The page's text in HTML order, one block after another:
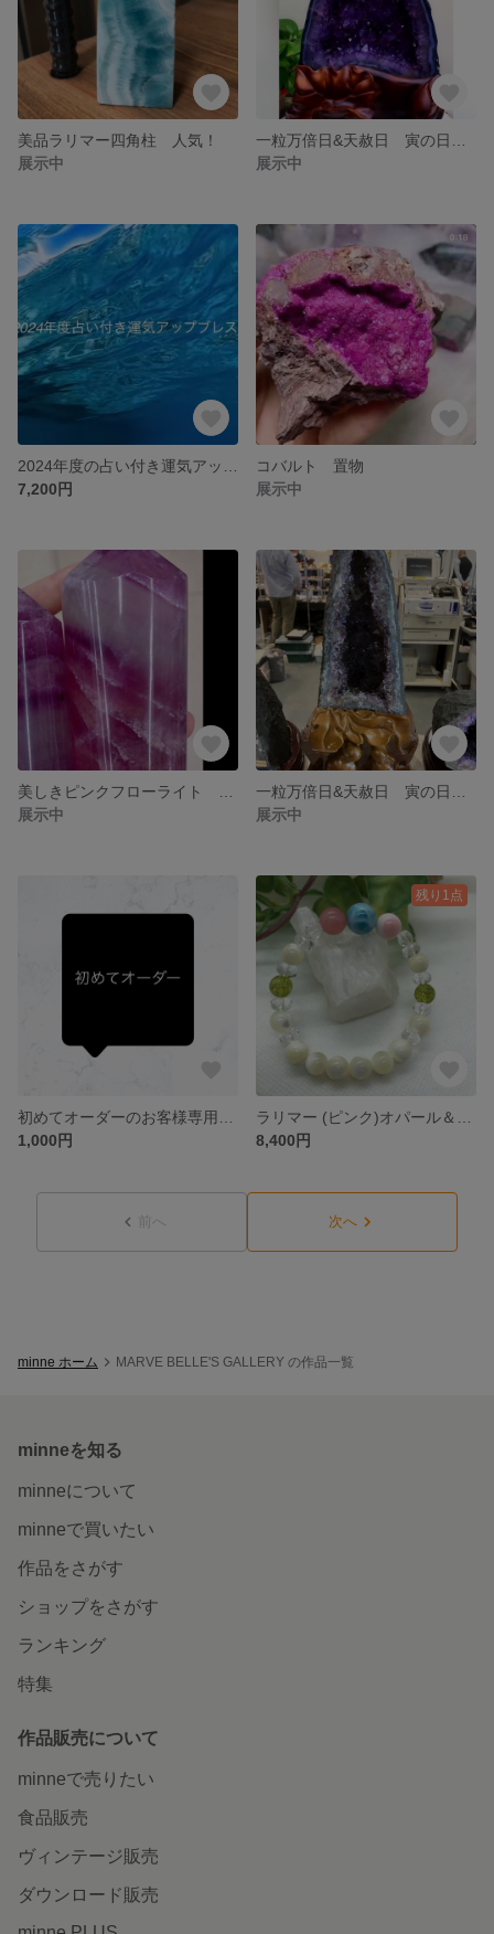
美品ラリマー四角柱 人気！
展示中
展示中
7,200円
コバルト 置物
展示中
展示中
展示中
1,000円
残り1点
8,400円
前へ 次へ
minne ホーム MARVE BELLE'S GALLERY の作品一覧
minneを知る
minneについて
minneで買いたい
作品をさがす
ショップをさがす
ランキング
特集
作品販売について
minneで売りたい
食品販売
ヴィンテージ販売
ダウンロード販売